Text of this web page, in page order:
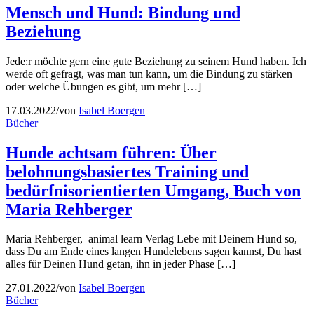
Mensch und Hund: Bindung und
Beziehung
Jede:r möchte gern eine gute Beziehung zu seinem Hund haben. Ich
werde oft gefragt, was man tun kann, um die Bindung zu stärken
oder welche Übungen es gibt, um mehr […]
17.03.2022/von Isabel Boergen
Bücher
Hunde achtsam führen: Über
belohnungsbasiertes Training und
bedürfnisorientierten Umgang, Buch von
Maria Rehberger
Maria Rehberger, animal learn Verlag Lebe mit Deinem Hund so,
dass Du am Ende eines langen Hundelebens sagen kannst, Du hast
alles für Deinen Hund getan, ihn in jeder Phase […]
27.01.2022/von Isabel Boergen
Bücher